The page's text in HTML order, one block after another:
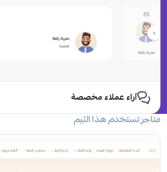
آراء عملاء مخصصة
متاجر تستخدم هذا الثيم